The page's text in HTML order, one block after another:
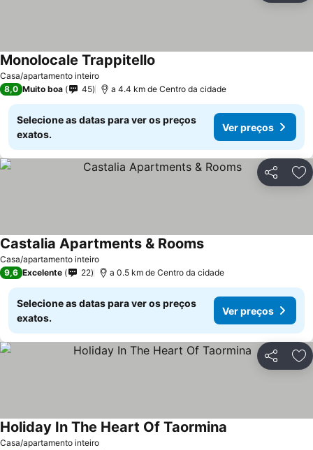
Casa/apartamento inteiro
Monolocale Trappitello
8,0 Muito boa 45 a 4.4 km de Centro da cidade
Selecione as datas para ver os preços
exatos.
Ver preços
Partilhar
Casa/apartamento inteiro
Castalia Apartments & RoomsVer preços
9,6 Excelente 22 a 0.5 km de Centro da cidade
Selecione as datas para ver os preços
exatos.
Ver preços
Partilhar
Casa/apartamento inteiro
Holiday In The Heart Of Taormina